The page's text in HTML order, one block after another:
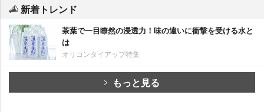
新着トレンド
茶葉で一目瞭然の浸透力！味の違いに衝撃を受ける水と
は
オリコンタイアップ特集
もっと見る